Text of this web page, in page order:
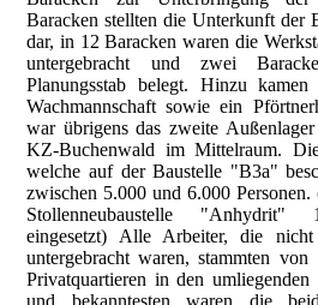
Baracken stellten die Unterkunft der
dar, in 12 Baracken waren die
untergebracht und zwei
Planungsstab belegt. Hinzu
Wachmannschaft sowie ein
war übrigens das zweite
KZ-Buchenwald im Mittelraum.
welche auf der Baustelle "B3a"
zwischen 5.000 und 6.000
Stollenneubaustelle "Anhydrit"
eingesetzt) Alle Arbeiter, die
untergebracht waren, stammten von
Privatquartieren in den
und bekanntesten waren die